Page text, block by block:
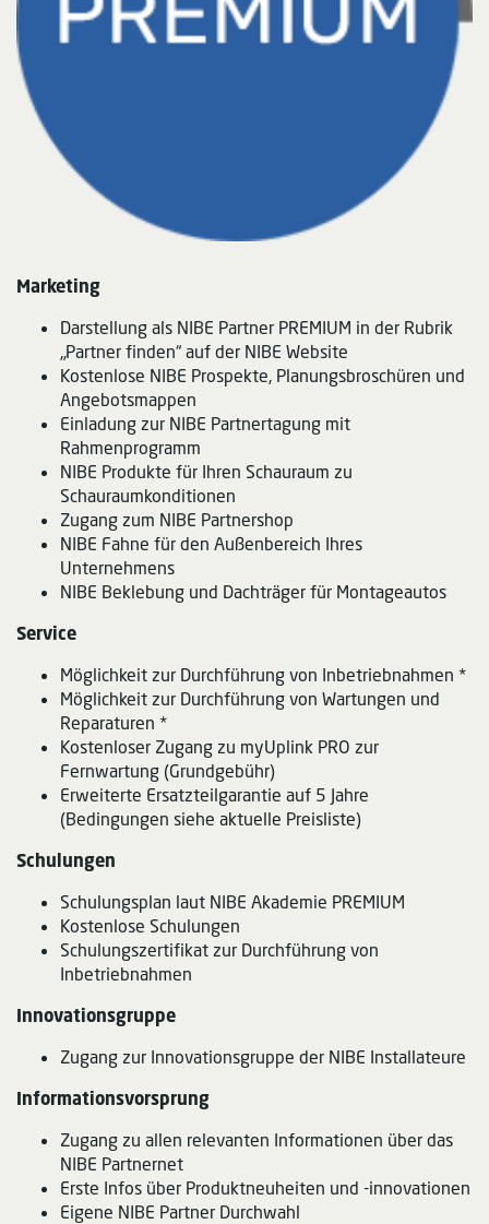
Marketing
Darstellung als NIBE Partner PREMIUM in der Rubrik
„Partner finden“ auf der NIBE Website
Kostenlose NIBE Prospekte, Planungsbroschüren und
Angebotsmappen
Einladung zur NIBE Partnertagung mit
Rahmenprogramm
NIBE Produkte für Ihren Schauraum zu
Schauraumkonditionen
Zugang zum NIBE Partnershop
NIBE Fahne für den Außenbereich Ihres
Unternehmens
NIBE Beklebung und Dachträger für Montageautos
Service
Möglichkeit zur Durchführung von Inbetriebnahmen *
Möglichkeit zur Durchführung von Wartungen und
Reparaturen *
Kostenloser Zugang zu myUplink PRO zur
Fernwartung (Grundgebühr)
Erweiterte Ersatzteilgarantie auf 5 Jahre
(Bedingungen siehe aktuelle Preisliste)
Schulungen
Schulungsplan laut NIBE Akademie PREMIUM
Kostenlose Schulungen
Schulungszertifikat zur Durchführung von
Inbetriebnahmen
Innovationsgruppe
Zugang zur Innovationsgruppe der NIBE Installateure
Informationsvorsprung
Zugang zu allen relevanten Informationen über das
NIBE Partnernet
Erste Infos über Produktneuheiten und -innovationen
Eigene NIBE Partner Durchwahl